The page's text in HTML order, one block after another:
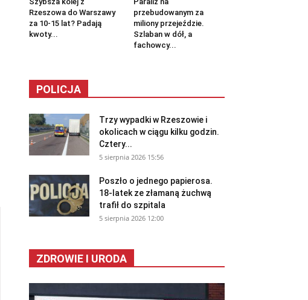
Rzeszowa do Warszawy
za 10-15 lat? Padają
kwoty...
przebudowanym za
miliony przejeździe.
Szlaban w dół, a
fachowcy...
POLICJA
Trzy wypadki w Rzeszowie i
okolicach w ciągu kilku godzin.
Cztery...
5 sierpnia 2026 15:56
Poszło o jednego papierosa.
18-latek ze złamaną żuchwą
trafił do szpitala
5 sierpnia 2026 12:00
ZDROWIE I URODA